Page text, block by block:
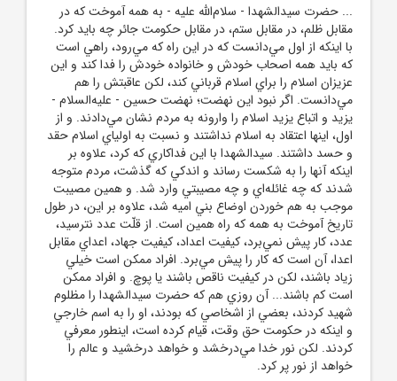
... حضرت سيدالشهدا - سلام‌الله‌ عليه - به همه آموخت که در
مقابل ظلم، در مقابل ستم، در مقابل حکومت جائر چه بايد کرد.
با اينکه از اول مي‌دانست که در اين راه که مي‌رود، راهي است
که بايد همه اصحاب خودش و خانواده خودش را فدا کند و اين
عزيزان اسلام را براي اسلام قرباني کند، لکن عاقبتش را هم
مي‌دانست. اگر نبود اين نهضت؛ نهضت حسين - عليه‌السلام -
يزيد و اتباع يزيد اسلام را وارونه به مردم نشان مي‌دادند. و از
اول، اينها اعتقاد به اسلام نداشتند و نسبت به اولياي اسلام حقد
و حسد داشتند. سيدالشهدا با اين فداکاري که کرد، علاوه بر
اينکه آنها را به شکست رساند و اندکي که گذشت، مردم متوجه
شدند که چه غائله‌اي و چه مصيبتي وارد شد. و همين مصيبت
موجب به هم خوردن اوضاع بني اميه شد، علاوه بر اين، در طول
تاريخ آموخت به همه که راه همين است. از قلّت عدد نترسيد،
عدد، کار پيش نمي‌برد، کيفيت اعداد، کيفيت جهاد، اعداي مقابل
اعدا، آن است که کار را پيش مي‌برد. افراد ممکن است خيلي
زياد باشند، لکن در کيفيت ناقص باشند يا پوچ. و افراد ممکن
است کم باشند... آن روزي هم که حضرت سيدالشهدا را مظلوم
شهيد کردند، بعضي از اشخاصي که بودند، او را به اسم خارجي
و اينکه در حکومت حق وقت، قيام کرده است، اينطور معرفي
کردند. لکن نور خدا مي‌درخشد و خواهد درخشيد و عالم را
خواهد از نور پر کرد.